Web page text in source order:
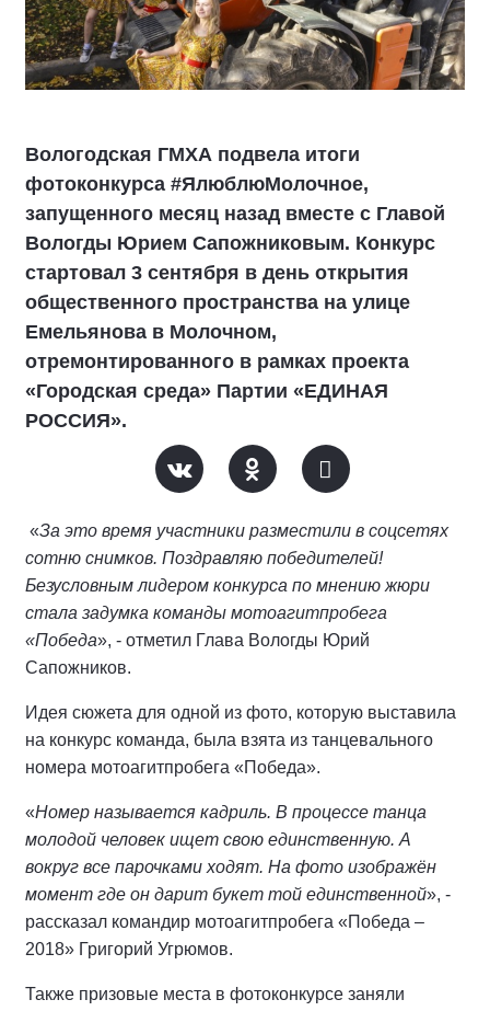
Вологодская ГМХА подвела итоги
фотоконкурса #ЯлюблюМолочное,
запущенного месяц назад вместе с Главой
Вологды Юрием Сапожниковым. Конкурс
стартовал 3 сентября в день открытия
общественного пространства на улице
Емельянова в Молочном,
отремонтированного в рамках проекта
«Городская среда» Партии «ЕДИНАЯ
РОССИЯ».
«За это время участники разместили в соцсетях
сотню снимков. Поздравляю победителей!
Безусловным лидером конкурса по мнению жюри
стала задумка команды мотоагитпробега
«Победа», - отметил Глава Вологды Юрий
Сапожников.
Идея сюжета для одной из фото, которую выставила
на конкурс команда, была взята из танцевального
номера мотоагитпробега «Победа».
«Номер называется кадриль. В процессе танца
молодой человек ищет свою единственную. А
вокруг все парочками ходят. На фото изображён
момент где он дарит букет той единственной», -
рассказал командир мотоагитпробега «Победа –
2018» Григорий Угрюмов.
Также призовые места в фотоконкурсе заняли